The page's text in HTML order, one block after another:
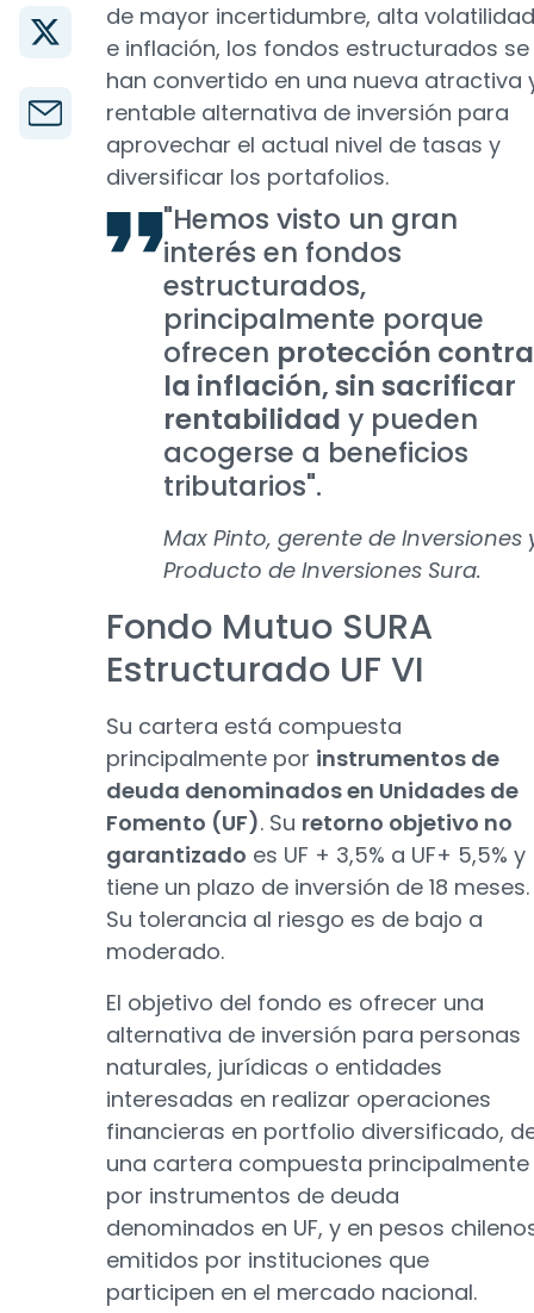
de mayor incertidumbre, alta volatilidad
e inflación, los fondos estructurados se
han convertido en una nueva atractiva
rentable alternativa de inversión para
aprovechar el actual nivel de tasas y
diversificar los portafolios.
"Hemos visto un gran
interés en fondos
estructurados,
principalmente porque
ofrecen protección contra
la inflación, sin sacrificar
rentabilidad y pueden
acogerse a beneficios
tributarios".
Max Pinto, gerente de Inversiones
Producto de Inversiones Sura.
Fondo Mutuo SURA
Estructurado UF VI
Su cartera está compuesta
principalmente por instrumentos de
deuda denominados en Unidades de
Fomento (UF). Su retorno objetivo no
garantizado es UF + 3,5% a UF+ 5,5% y
tiene un plazo de inversión de 18 meses.
Su tolerancia al riesgo es de bajo a
moderado.
El objetivo del fondo es ofrecer una
alternativa de inversión para personas
naturales, jurídicas o entidades
interesadas en realizar operaciones
financieras en portfolio diversificado,
una cartera compuesta principalmente
por instrumentos de deuda
denominados en UF, y en pesos
emitidos por instituciones que
participen en el mercado nacional.